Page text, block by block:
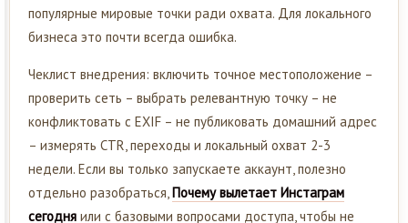
популярные мировые точки ради охвата. Для локального
бизнеса это почти всегда ошибка.
Чеклист внедрения: включить точное местоположение –
проверить сеть – выбрать релевантную точку – не
конфликтовать с EXIF – не публиковать домашний адрес
– измерять CTR, переходы и локальный охват 2-3
недели. Если вы только запускаете аккаунт, полезно
отдельно разобраться, Почему вылетает Инстаграм
сегодня или с базовыми вопросами доступа, чтобы не